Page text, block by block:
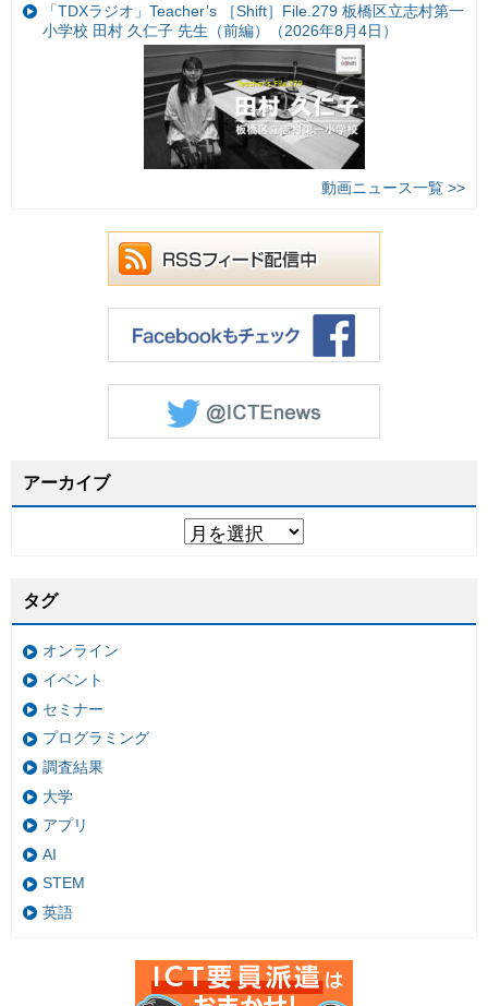
「TDXラジオ」Teacher’s ［Shift］File.279 板橋区立志村第一
小学校 田村 久仁子 先生（前編）（2026年8月4日）
動画ニュース一覧 >>
アーカイブ
タグ
オンライン
イベント
セミナー
プログラミング
調査結果
大学
アプリ
AI
STEM
英語